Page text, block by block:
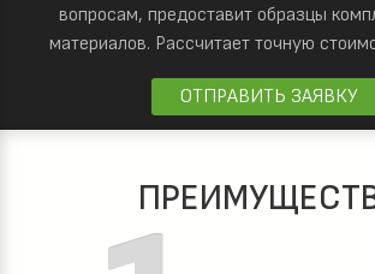
вопросам, предоставит образцы
материалов. Рассчитает точную
ОТПРАВИТЬ ЗАЯВКУ